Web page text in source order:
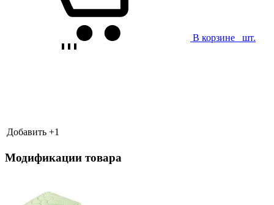
В корзине шт.
Добавить +1
Модификации товара